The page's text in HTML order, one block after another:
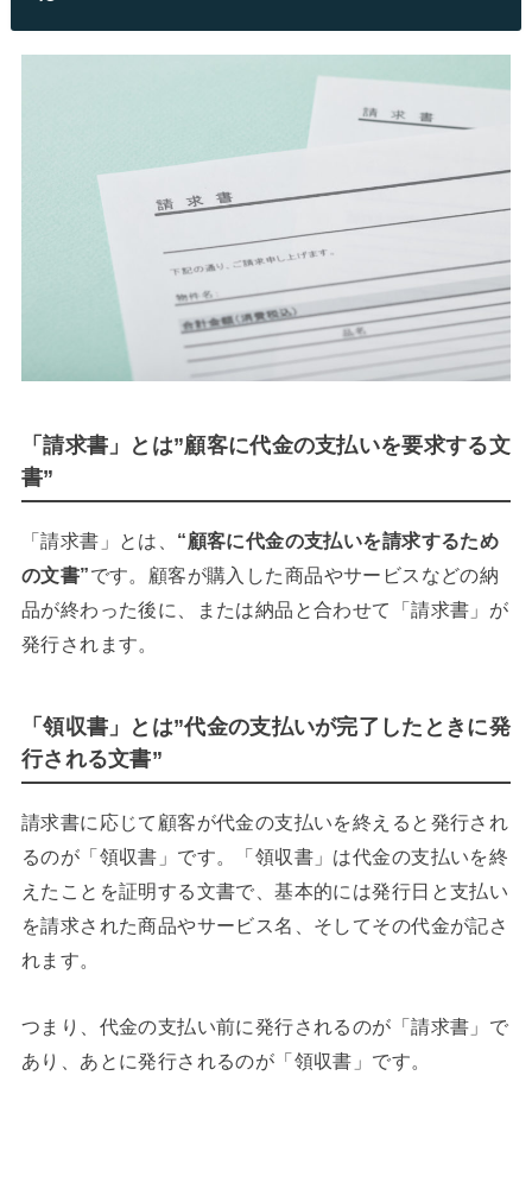
「請求書」とは”顧客に代金の支払いを要求する文
書”
「請求書」とは、 “顧客に代金の支払いを請求するため
の文書”です。顧客が購入した商品やサービスなどの納
品が終わった後に、または納品と合わせて「請求書」が
発行されます。
「領収書」とは”代金の支払いが完了したときに発
行される文書”
請求書に応じて顧客が代金の支払いを終えると発行され
るのが「領収書」です。「領収書」は代金の支払いを終
えたことを証明する文書で、基本的には発行日と支払い
を請求された商品やサービス名、そしてその代金が記さ
れます。
つまり、代金の支払い前に発行されるのが「請求書」で
あり、あとに発行されるのが「領収書」です。